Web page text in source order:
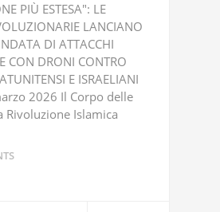
PIÙ ESTESA": LE
LANCIANO
DI ATTACCHI
CON DRONI CONTRO
E ISRAELIANI
2026 Il Corpo delle
Rivoluzione Islamica